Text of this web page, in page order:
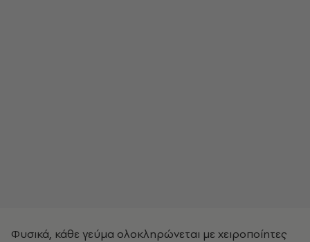
Φυσικά, κάθε γεύμα ολοκληρώνεται με χειροποίητες